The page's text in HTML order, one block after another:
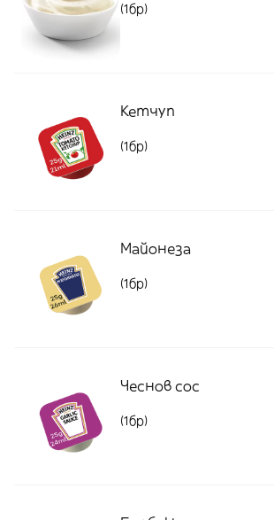
(1бр)
Кетчуп
(1бр)
Майонеза
(1бр)
Чеснов сос
(1бр)